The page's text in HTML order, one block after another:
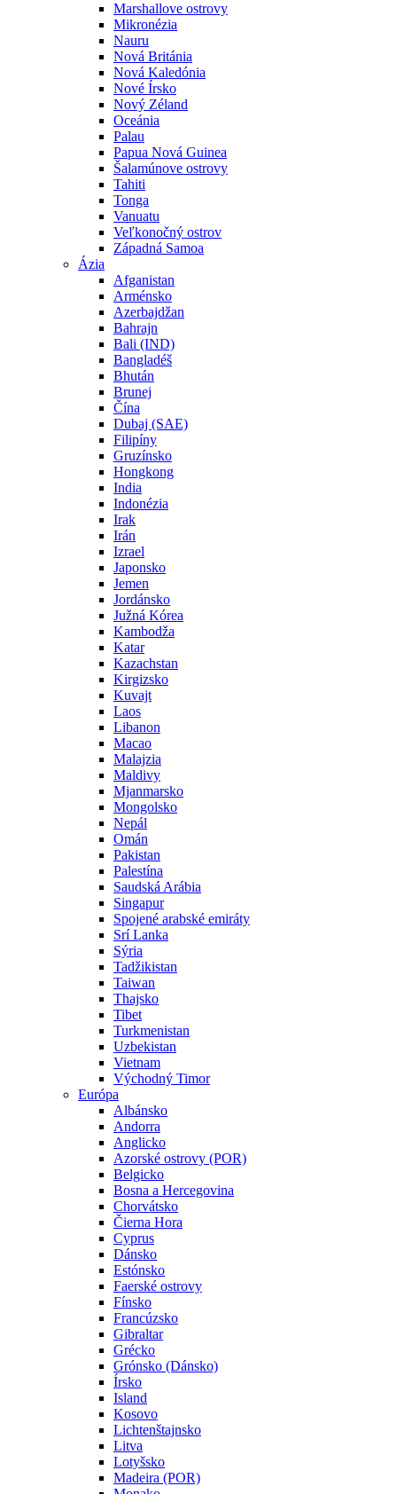
Marshallove ostrovy
Mikronézia
Nauru
Nová Británia
Nová Kaledónia
Nové Írsko
Nový Zéland
Oceánia
Palau
Papua Nová Guinea
Šalamúnove ostrovy
Tahiti
Tonga
Vanuatu
Veľkonočný ostrov
Západná Samoa
Ázia
Afganistan
Arménsko
Azerbajdžan
Bahrajn
Bali (IND)
Bangladéš
Bhután
Brunej
Čína
Dubaj (SAE)
Filipíny
Gruzínsko
Hongkong
India
Indonézia
Irak
Irán
Izrael
Japonsko
Jemen
Jordánsko
Južná Kórea
Kambodža
Katar
Kazachstan
Kirgizsko
Kuvajt
Laos
Libanon
Macao
Malajzia
Maldivy
Mjanmarsko
Mongolsko
Nepál
Omán
Pakistan
Palestína
Saudská Arábia
Singapur
Spojené arabské emiráty
Srí Lanka
Sýria
Tadžikistan
Taiwan
Thajsko
Tibet
Turkmenistan
Uzbekistan
Vietnam
Východný Timor
Európa
Albánsko
Andorra
Anglicko
Azorské ostrovy (POR)
Belgicko
Bosna a Hercegovina
Chorvátsko
Čierna Hora
Cyprus
Dánsko
Estónsko
Faerské ostrovy
Fínsko
Francúzsko
Gibraltar
Grécko
Grónsko (Dánsko)
Írsko
Island
Kosovo
Lichtenštajnsko
Litva
Lotyšsko
Madeira (POR)